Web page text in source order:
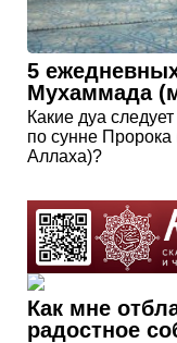
5
Мухаммада
Какие дуа
по сунне
Аллаха)?
Как мне
радостное